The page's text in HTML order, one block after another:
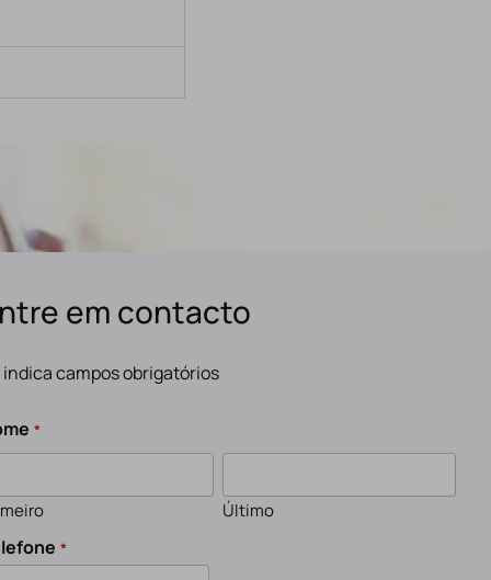
em contacto
indica campos obrigatórios
*
Último
*